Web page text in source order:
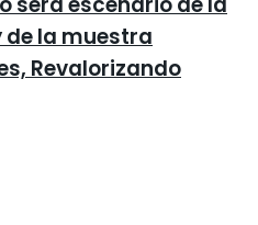
de la muestra
Revalorizando